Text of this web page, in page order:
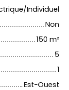
Individuel
Non
150 m²
5
1
Est-Ouest